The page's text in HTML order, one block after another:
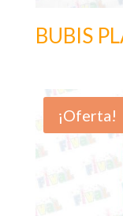
BUBIS
¡Oferta!